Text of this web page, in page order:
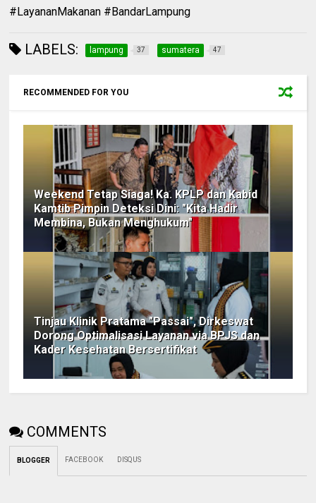
#LayananMakanan #BandarLampung
LABELS: lampung 37 sumatera 47
RECOMMENDED FOR YOU
Weekend Tetap Siaga! Ka. KPLP dan Kabid
Kamtib Pimpin Deteksi Dini: "Kita Hadir
Membina, Bukan Menghukum"
Tinjau Klinik Pratama "Passai", Dirkeswat
Dorong Optimalisasi Layanan via BPJS dan
Kader Kesehatan Bersertifikat
COMMENTS
BLOGGER FACEBOOK DISQUS